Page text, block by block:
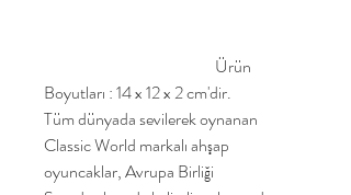
Ürün
Boyutları : 14 x 12 x 2 cm'dir.
Tüm dünyada sevilerek oynanan
Classic World markalı ahşap
oyuncaklar, Avrupa Birliği